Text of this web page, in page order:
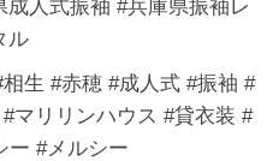
人式振袖 #兵庫県振袖レ
ル
生 #赤穂 #成人式 #振袖 #
マリリンハウス #貸衣装 #
ー #メルシー